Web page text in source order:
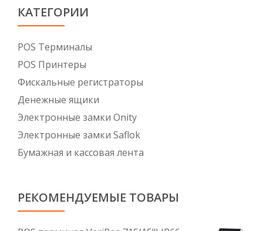
КАТЕГОРИИ
POS Tерминалы
POS Принтеры
Фискальные регистраторы
Денежные ящики
Электронные замки Onity
Электронные замки Saflok
Бумажная и кассовая лента
РЕКОМЕНДУЕМЫЕ ТОВАРЫ